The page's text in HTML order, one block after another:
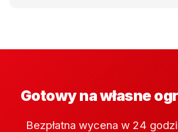
Gotowy na własne
Bezpłatna wycena w 24